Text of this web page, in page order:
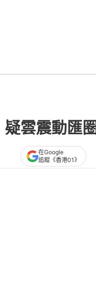
雲震動匯圈
在Google
追蹤《香港01》